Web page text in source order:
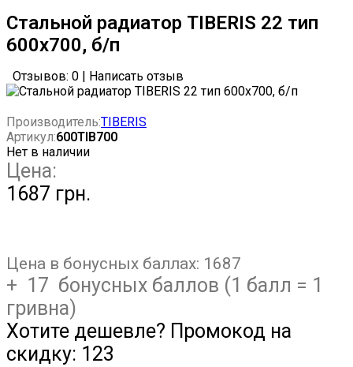
Стальной радиатор TIBERIS 22 тип
600х700, б/п
Отзывов: 0 Написать отзыв
Производитель:TIBERIS
Артикул:600TIB700
Нет в наличии
Цена:
1687 грн.
Цена в бонусных баллах: 1687
+ 17 бонусных баллов (1 балл = 1
гривна)
Хотите дешевле? Промокод на
скидку: 123